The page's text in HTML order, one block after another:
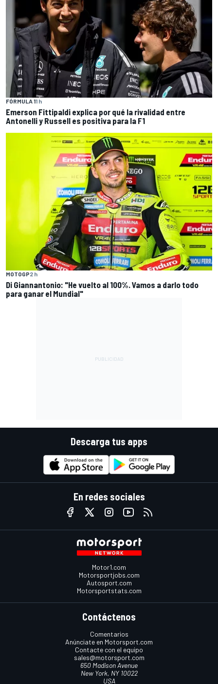
FÓRMULA 11 h
Emerson Fittipaldi explica por qué la rivalidad entre
Antonelli y Russell es positiva para la F1
MOTOGP2 h
Di Giannantonio: "He vuelto al 100%. Vamos a darlo todo
para ganar el Mundial"
Descarga tus apps
En redes sociales
Motor1.com
Motorsportjobs.com
Autosport.com
Motorsportstats.com
Contáctenos
Comentarios
Anúnciate en Motorsport.com
Contacte con el equipo
sales@motorsport.com
650 Madison Avenue
New York, NY 10022
USA